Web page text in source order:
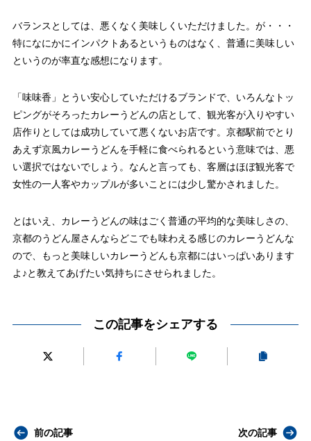
バランスとしては、悪くなく美味しくいただけました。が・・・
特になにかにインパクトあるというものはなく、普通に美味しい
というのが率直な感想になります。
「味味香」とうい安心していただけるブランドで、いろんなトッ
ピングがそろったカレーうどんの店として、観光客が入りやすい
店作りとしては成功していて悪くないお店です。京都駅前でとり
あえず京風カレーうどんを手軽に食べられるという意味では、悪
い選択ではないでしょう。なんと言っても、客層はほぼ観光客で
女性の一人客やカップルが多いことには少し驚かされました。
とはいえ、カレーうどんの味はごく普通の平均的な美味しさの、
京都のうどん屋さんならどこでも味わえる感じのカレーうどんな
ので、もっと美味しいカレーうどんも京都にはいっぱいあります
よ♪と教えてあげたい気持ちにさせられました。
この記事をシェアする
前の記事 次の記事